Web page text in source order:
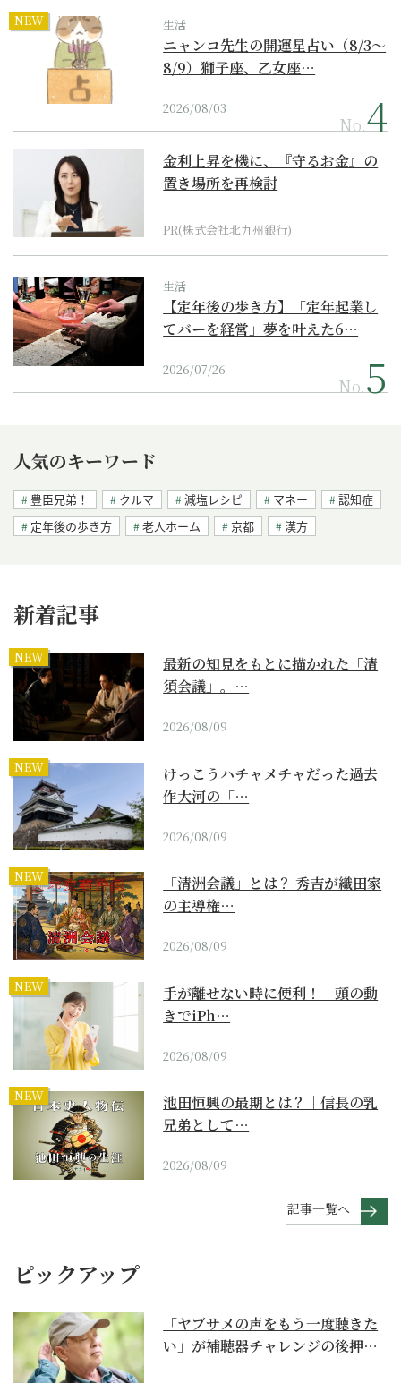
NEW 生活
ニャンコ先生の開運星占い（8/3～
8/9）獅子座、乙女座…
2026/08/03
No.
金利上昇を機に、『守るお金』の
置き場所を再検討
PR(株式会社北九州銀行)
生活
【定年後の歩き方】「定年起業し
てバーを経営」夢を叶えた6…
2026/07/26
No.
人気のキーワード
豊臣兄弟！ クルマ 減塩レシピ マネー
認知症
定年後の歩き方
老人ホーム 京都 漢方
新着記事
NEW
最新の知見をもとに描かれた「清
須会議」。…
2026/08/09
NEW
けっこうハチャメチャだった過去
作大河の「…
2026/08/09
NEW
「清洲会議」とは？ 秀吉が織田家
の主導権…
2026/08/09
NEW
手が離せない時に便利！ 頭の動
きでiPh…
2026/08/09
NEW
池田恒興の最期とは？｜信長の乳
兄弟として…
2026/08/09
記事一覧へ
ピックアップ
「ヤブサメの声をもう一度聴きた
い」が補聴器チャレンジの後押し